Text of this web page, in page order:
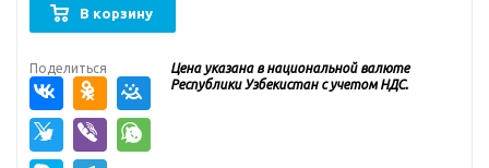
В корзину
Поделиться
Цена указана в национальной валюте
Республики Узбекистан с учетом НДС.